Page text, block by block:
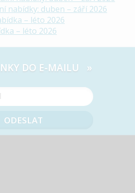
nabídky: duben – září 2026
– léto 2026
DO E-MAILU »